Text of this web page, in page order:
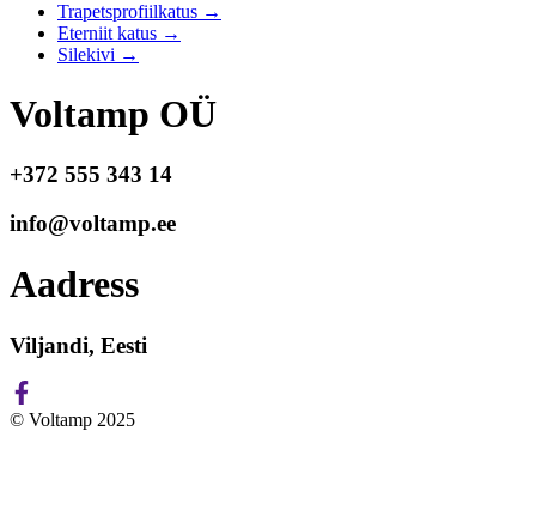
Trapetsprofiilkatus →
Eterniit katus →
Silekivi →
Voltamp OÜ
+372 555 343 14
info@voltamp.ee
Aadress
Viljandi, Eesti
© Voltamp 2025